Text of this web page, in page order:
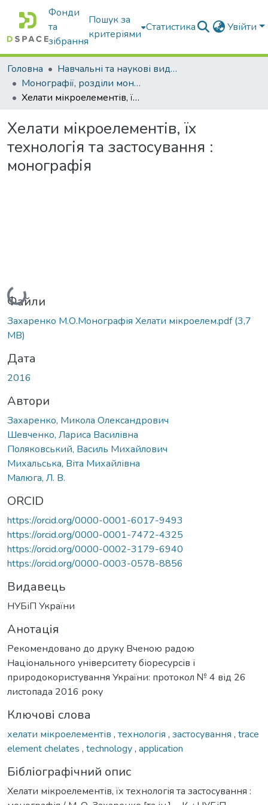
Фонди
та
зібрання
Пошук за
критеріями
Статистика Увійти
Головна
Навчальні та наукові видання
Монографії, розділи монографій, доповіді
Хелати мікроелементів, їх технологія та застосування : монографія
Хелати мікроелементів, їх
технологія та застосування :
монографія
Вантажиться...
Файли
Захаренко М.О.Монографія Хелати мікроелем.pdf(3,7
MB)
Дата
2016
Автори
Захаренко, Микола Олександрович
Шевченко, Лариса Василівна
Поляковський, Василь Михайлович
Михальська, Віта Михайлівна
Малюга, Л. В.
ORCID
https://orcid.org/0000-0001-6017-9493
https://orcid.org/0000-0001-7472-4325
https://orcid.org/0000-0002-3179-6940
https://orcid.org/0000-0003-0578-8856
Видавець
НУБіП України
Анотація
Рекомендовано до друку Вченою радою
Національного університету біоресурсів і
природокористування України: протокол № 4 від 26
листопада 2016 року
Ключові слова
хелати мікроелементів , технологія , застосування , trace
element chelates , technology, application
Бібліографічний опис
Хелати мікроелементів, їх технологія та застосування :